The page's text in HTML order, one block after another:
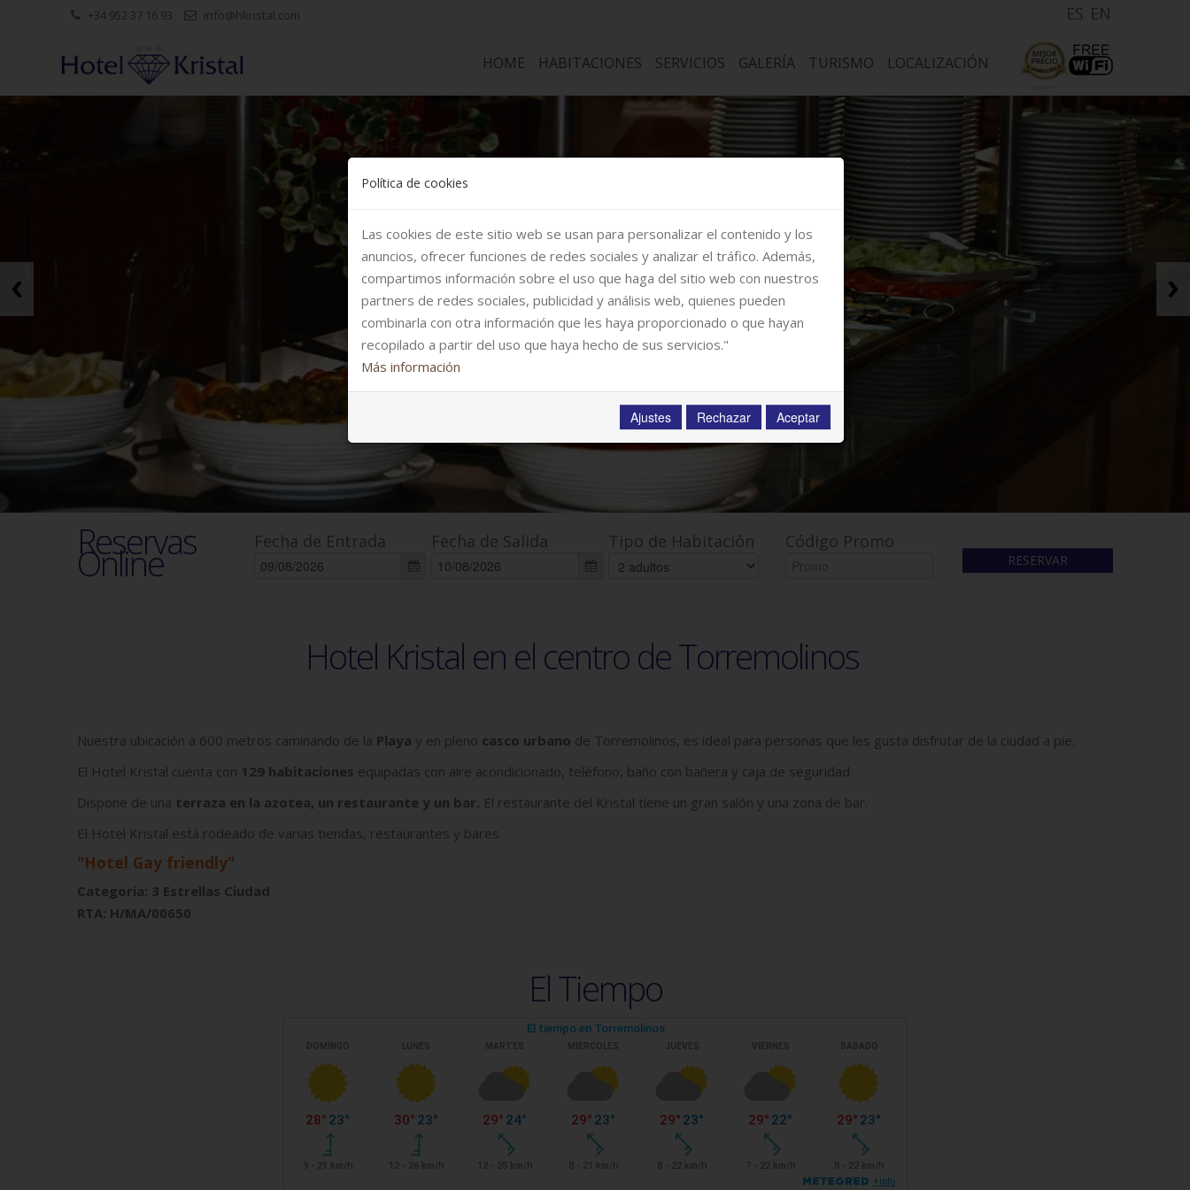
+34 952 37 16 93 info@hkristal.com ES EN
HOME HABITACIONES SERVICIOS GALERÍA TURISMO LOCALIZACIÓN
Reservas
Online Fecha de Entrada Fecha de Salida Tipo de Habitación Código Promo
RESERVAR
Hotel Kristal en el centro de Torremolinos
Nuestra ubicación a 600 metros caminando de la Playa y en pleno casco urbano de Torremolinos, es ideal para personas que les gusta disfrutar de la ciudad a pie.
El Hotel Kristal cuenta con 129 habitaciones equipadas con aire acondicionado, teléfono, baño con bañera y caja de seguridad.
Dispone de una terraza en la azotea, un restaurante y un bar. El restaurante del Kristal tiene un gran salón y una zona de bar.
El Hotel Kristal está rodeado de varias tiendas, restaurantes y bares.
"Hotel Gay friendly"
Categoria: 3 Estrellas Ciudad
RTA: H/MA/00650
El Tiempo
Política de cookies
Las cookies de este sitio web se usan para personalizar el contenido y los
anuncios, ofrecer funciones de redes sociales y analizar el tráfico. Además,
compartimos información sobre el uso que haga del sitio web con nuestros
partners de redes sociales, publicidad y análisis web, quienes pueden
combinarla con otra información que les haya proporcionado o que hayan
recopilado a partir del uso que haya hecho de sus servicios."
Más información
Ajustes Rechazar Aceptar